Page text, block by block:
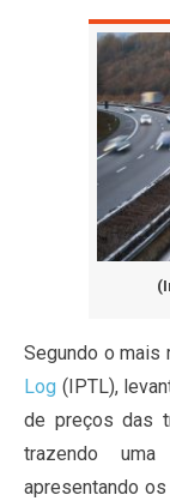
Segundo o mais
Log (IPTL),
de preços das
trazendo
apresentando